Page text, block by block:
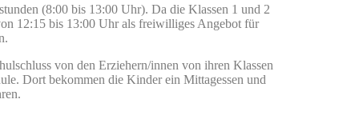
(8:00 bis 13:00 Uhr). Da die Klassen 1 und 2
12:15 bis 13:00 Uhr als freiwilliges Angebot für
von den Erziehern/innen von ihren Klassen
Dort bekommen die Kinder ein Mittagessen und